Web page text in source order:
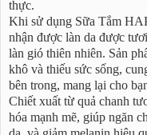
thực.
Khi sử dụng Sữa Tắm
nhận được làn da được
làn gió thiên nhiên. Sản
khô và thiếu sức sống,
bên trong, mang lại cho
Chiết xuất từ quả chanh
hóa mạnh mẽ, giúp ngăn